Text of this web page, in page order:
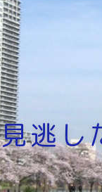
見逃し